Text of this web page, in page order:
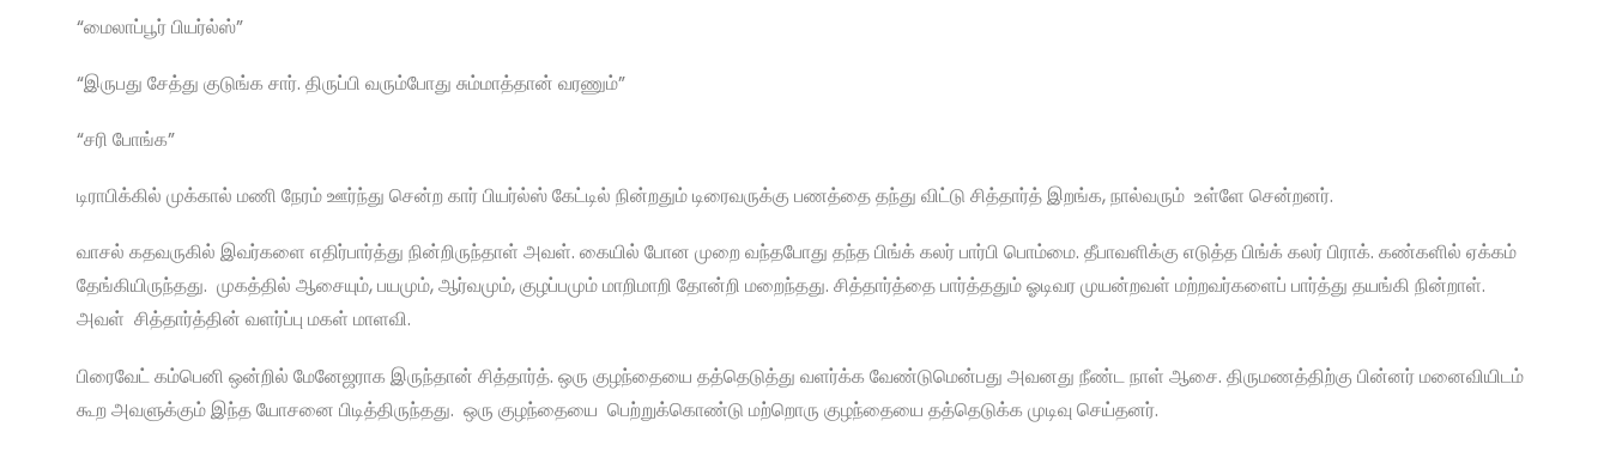
“மைலாப்பூர் பியர்ல்ஸ்”
“இருபது சேத்து குடுங்க சார். திருப்பி வரும்போது சும்மாத்தான் வரணும்”
“சரி போங்க”
டிராபிக்கில் முக்கால் மணி நேரம் ஊர்ந்து சென்ற கார் பியர்ல்ஸ் கேட்டில் நின்றதும் டிரைவருக்கு பணத்தை தந்து விட்டு சித்தார்த் இறங்க, நால்வரும் உள்ளே சென்றனர்.
வாசல் கதவருகில் இவர்களை எதிர்பார்த்து நின்றிருந்தாள் அவள். கையில் போன முறை வந்தபோது தந்த பிங்க் கலர் பார்பி பொம்மை. தீபாவளிக்கு எடுத்த பிங்க் கலர் பிராக். கண்களில் ஏக்கம்
தேங்கியிருந்தது. முகத்தில் ஆசையும், பயமும், ஆர்வமும், குழப்பமும் மாறிமாறி தோன்றி மறைந்தது. சித்தார்த்தை பார்த்ததும் ஓடிவர முயன்றவள் மற்றவர்களைப் பார்த்து தயங்கி நின்றாள்.
அவள் சித்தார்த்தின் வளர்ப்பு மகள் மாளவி.
பிரைவேட் கம்பெனி ஒன்றில் மேனேஜராக இருந்தான் சித்தார்த். ஒரு குழந்தையை தத்தெடுத்து வளர்க்க வேண்டுமென்பது அவனது நீண்ட நாள் ஆசை. திருமணத்திற்கு பின்னர் மனைவியிடம்
கூற அவளுக்கும் இந்த யோசனை பிடித்திருந்தது. ஒரு குழந்தையை பெற்றுக்கொண்டு மற்றொரு குழந்தையை தத்தெடுக்க முடிவு செய்தனர்.